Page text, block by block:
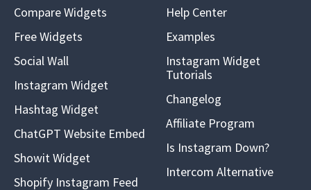
Compare Widgets
Free Widgets
Social Wall
Instagram Widget
Hashtag Widget
ChatGPT Website Embed
Showit Widget
Shopify Instagram Feed
Help Center
Examples
Instagram Widget
Tutorials
Changelog
Affiliate Program
Is Instagram Down?
Intercom Alternative